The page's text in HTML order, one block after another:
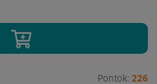
Pontok: 226